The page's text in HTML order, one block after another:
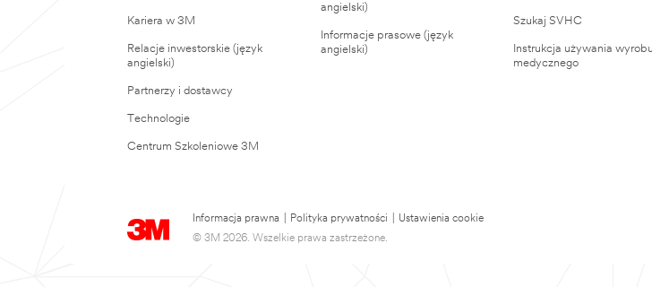
Kariera w 3M
Relacje inwestorskie (język
angielski)
Partnerzy i dostawcy
Technologie
Centrum Szkoleniowe 3M
angielski)
Informacje prasowe (język
angielski)
Szukaj SVHC
Instrukcja używania wyrobu
medycznego
Informacja prawna Polityka prywatności
Ustawienia cookie
© 3M 2026. Wszelkie prawa zastrzeżone.